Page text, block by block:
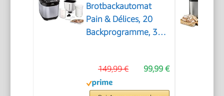
Brotbackautomat
Pain & Délices, 20
Backprogramme, 3
einstellbar, auch für
Kuchen - Pizza -
99,99 €
149,99 €